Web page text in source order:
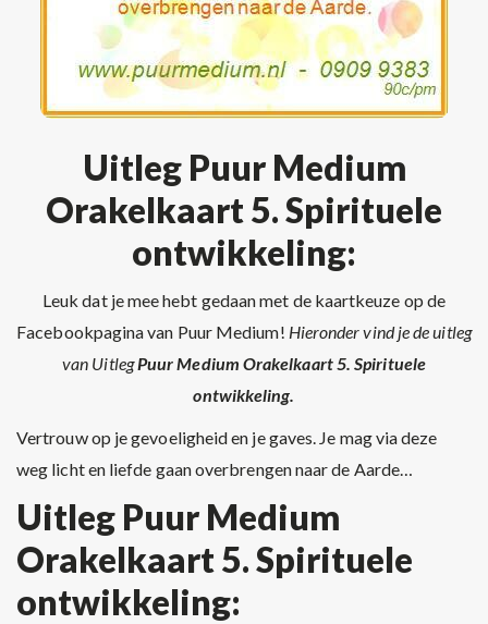
Uitleg Puur Medium
Orakelkaart 5. Spirituele
ontwikkeling:
Leuk dat je mee hebt gedaan met de kaartkeuze op de
Facebookpagina van Puur Medium! Hieronder vind je de uitleg
van UitlegPuur Medium Orakelkaart 5. Spirituele
ontwikkeling.
Vertrouw op je gevoeligheid en je gaves. Je mag via deze
weg licht en liefde gaan overbrengen naar de Aarde…
Uitleg Puur Medium
Orakelkaart 5. Spirituele
ontwikkeling: